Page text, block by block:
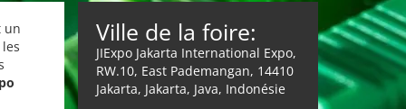
un
Ville de la foire:
JIExpo Jakarta International Expo,
RW.10, East Pademangan, 14410
Jakarta, Jakarta, Java, Indonésie